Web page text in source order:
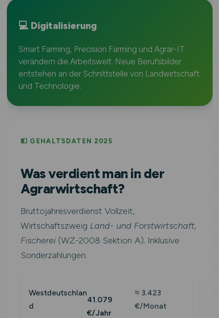
💻 Digitalisierung
Smart Farming, Precision Farming und Agrar-IT
verändern die Arbeitswelt. Neue Berufsbilder
entstehen an der Schnittstelle von Landwirtschaft
und Technologie.
💵 GEHALTSDATEN 2025
Was verdient man in der
Agrarwirtschaft?
Bruttojahresverdienst Vollzeit,
Wirtschaftszweig Land- und Forstwirtschaft,
Fischerei(WZ-2008 Sektion A). Inklusive
Sonderzahlungen.
Westdeutschlan
d
41.079
€/Jahr
≈ 3.423
€/Monat